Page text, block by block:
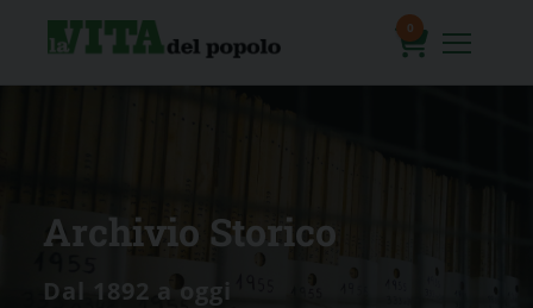
0
prodotti
Archivio Storico
Dal 1892 a oggi